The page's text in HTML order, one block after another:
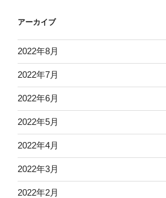
アーカイブ
2022年8月
2022年7月
2022年6月
2022年5月
2022年4月
2022年3月
2022年2月